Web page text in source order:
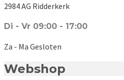
2984 AG Ridderkerk
Di - Vr 09:00 - 17:00
Za - Ma Gesloten
Webshop